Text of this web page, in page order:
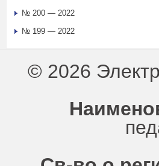
№ 200 — 2022
№ 199 — 2022
© 2026